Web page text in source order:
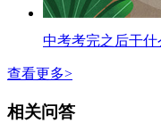
中考考完之后干什
查看更多>
相关问答